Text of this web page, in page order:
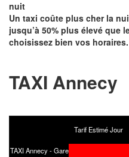
nuit
Un taxi coûte plus cher la
jusqu’à 50% plus élevé que
choisissez bien vos horaires.
TAXI Annecy
Tarif Estimé Jour
TAXI Annecy - Gare